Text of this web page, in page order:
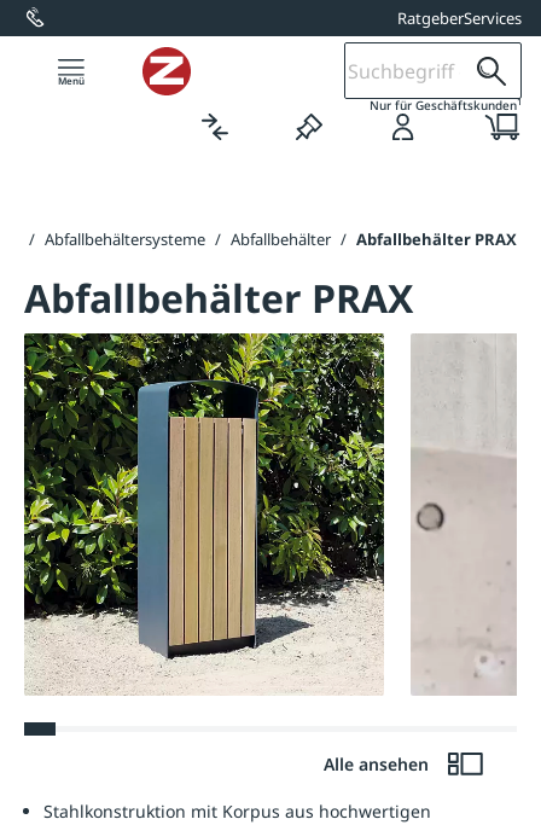
springen RatgeberServices
Nur für Geschäftskunden1
/ Abfallbehältersysteme / Abfallbehälter / Abfallbehälter PRAX
Abfallbehälter PRAX
Alle ansehen
Stahlkonstruktion mit Korpus aus hochwertigen